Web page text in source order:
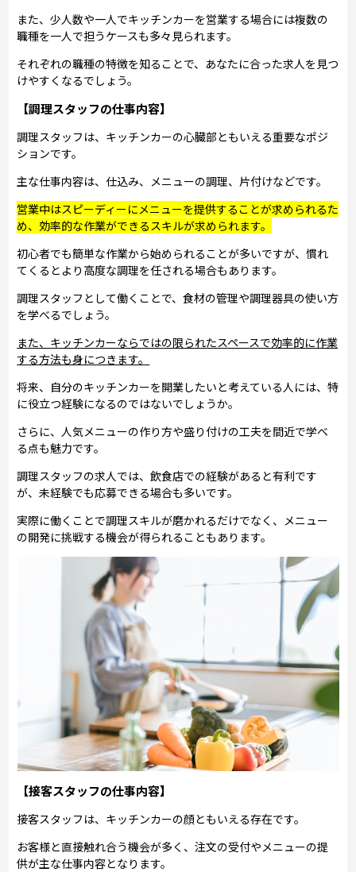
また、少人数や一人でキッチンカーを営業する場合には複数の
職種を一人で担うケースも多々見られます。
それぞれの職種の特徴を知ることで、あなたに合った求人を見つ
けやすくなるでしょう。
【調理スタッフの仕事内容】
調理スタッフは、キッチンカーの心臓部ともいえる重要なポジ
ションです。
主な仕事内容は、仕込み、メニューの調理、片付けなどです。
営業中はスピーディーにメニューを提供することが求められるた
め、効率的な作業ができるスキルが求められます。
初心者でも簡単な作業から始められることが多いですが、慣れ
てくるとより高度な調理を任される場合もあります。
調理スタッフとして働くことで、食材の管理や調理器具の使い方
を学べるでしょう。
また、キッチンカーならではの限られたスペースで効率的に作業
する方法も身につきます。
将来、自分のキッチンカーを開業したいと考えている人には、特
に役立つ経験になるのではないでしょうか。
さらに、人気メニューの作り方や盛り付けの工夫を間近で学べ
る点も魅力です。
調理スタッフの求人では、飲食店での経験があると有利です
が、未経験でも応募できる場合も多いです。
実際に働くことで調理スキルが磨かれるだけでなく、メニュー
の開発に挑戦する機会が得られることもあります。
【接客スタッフの仕事内容】
接客スタッフは、キッチンカーの顔ともいえる存在です。
お客様と直接触れ合う機会が多く、注文の受付やメニューの提
供が主な仕事内容となります。